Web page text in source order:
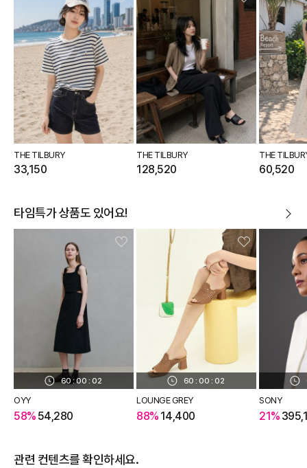
THE TILBURY
33,150
THE TILBURY
128,520
THE
60,520
타임특가 상품도 있어요!
60 :00 : 01
OYY
58% 54,280
60 : 00 : 01
LOUNGE GREY
88% 14,400
SONY
21%
관련 컨텐츠를 확인하세요.